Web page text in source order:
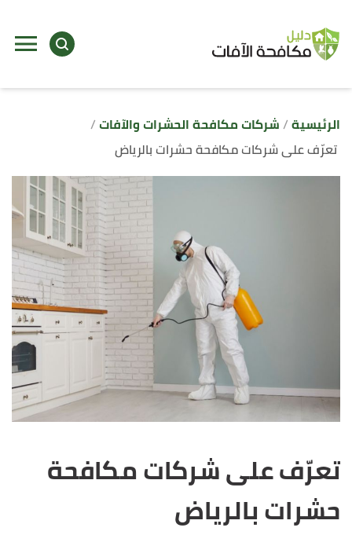
الرئيسية شركات مكافحة الحشرات والآفات
تعرّف على شركات مكافحة حشرات بالرياض
تعرّف على شركات مكافحة
حشرات بالرياض